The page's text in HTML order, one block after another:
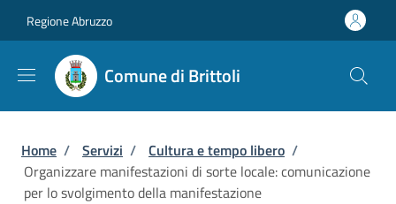
Regione Abruzzo
Comune di Brittoli
Briciole di pane
Home / Servizi / Cultura e tempo libero /
Organizzare manifestazioni di sorte locale: comunicazione
per lo svolgimento della manifestazione